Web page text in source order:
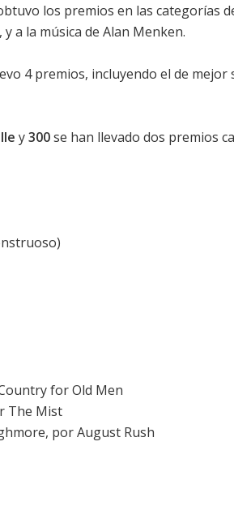
los premios en las categorías
, y a la música de Alan Menken.
4 premios, incluyendo el de
y300se han llevado dos premios
for Old Men
The Mist
, porAugust Rush